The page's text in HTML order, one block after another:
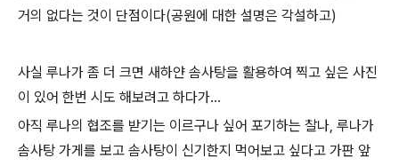
거의 없다는 것이 단점이다(공원에 대한 설명은 각설하고)
사실 루나가 좀 더 크면 새하얀 솜사탕을 활용하여 찍고 싶은 사진
이 있어 한번 시도 해보려고 하다가...
아직 루나의 협조를 받기는 이르구나 싶어 포기하는 찰나, 루나가
솜사탕 가게를 보고 솜사탕이 신기한지 먹어보고 싶다고 가판 앞